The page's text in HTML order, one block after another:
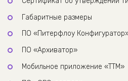
Габаритные размеры
ПО «Питерфлоу
ПО «Архиватор»
Мобильное приложение «ТТМ»